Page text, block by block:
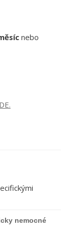
nebo
nemocné